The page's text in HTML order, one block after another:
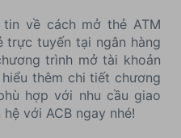
về cách mở thẻ ATM
trực tuyến tại ngân hàng
trình mở tài khoản
thêm chi tiết chương
hợp với nhu cầu giao
với ACB ngay nhé!